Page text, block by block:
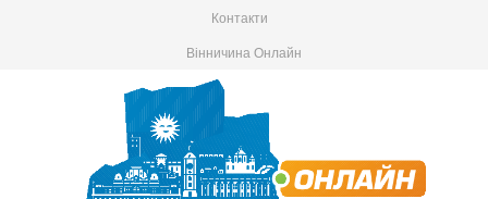
Контакти
Вінничина Онлайн